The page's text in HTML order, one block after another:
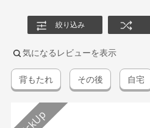
絞り込み
気になるレビューを表示
背もたれ その後 自宅